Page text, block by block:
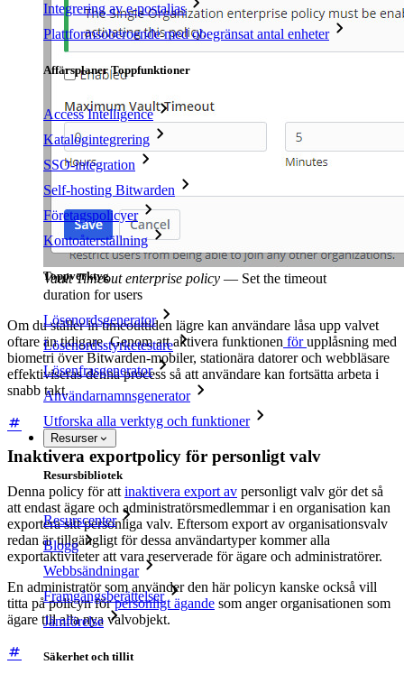
Integrering av e-postalias
Plattformsoberoende med obegränsat antal enheter
Affärsplaner Toppfunktioner
Access Intelligence
Katalogintegrering
SSO-integration
Self-hosting Bitwarden
Företagspolicyer
Kontoåterställning
Toppverktyg
Lösenordsgenerator
Lösenordsstyrketestare
Lösenfrasgenerator
Användarnamnsgenerator
Utforska alla verktyg och funktioner
Resurser
Resursbibliotek
Resurscenter
Blogg
Webbsändningar
Framgångsberättelser
Jämförelse
Säkerhet och tillit
Vault Timeout enterprise policy — Set the timeout
duration for users
Om du ställer in timeouttiden lägre kan användare låsa upp valvet
oftare än tidigare. Genom att aktivera funktionen förupplåsning med
biometri över Bitwarden-mobiler, stationära datorer och webbläsare
effektiviseras denna process så att användare kan fortsätta arbeta i
snabb takt.
Inaktivera exportpolicy för personligt valv
Denna policy för att inaktivera export av personligt valv gör det så
att endast ägare och administratörsmedlemmar i en organisation kan
exportera sitt personliga valv. Eftersom export av organisationsvalv
redan är tillgängligt för dessa användartyper kommer alla
exportaktiviteter att vara reserverade för ägare och administratörer.
En administratör som använder den här policyn kanske också vill
titta på policyn förpersonligt ägande som anger organisationen som
ägare till alla nya valvobjekt.